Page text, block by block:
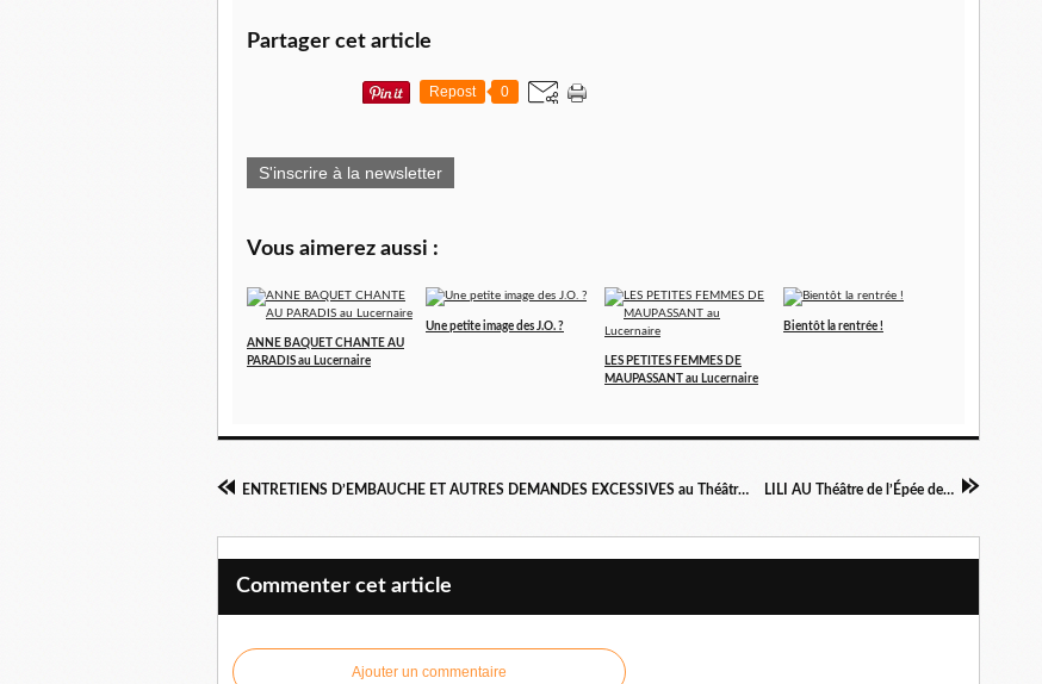
Partager cet article
Repost 0
S'inscrire à la newsletter
Vous aimerez aussi :
ANNE BAQUET CHANTE AU
PARADIS au Lucernaire
Une petite image des J.O. ?
LES PETITES FEMMES DE
MAUPASSANT au Lucernaire
Bientôt la rentrée !
ENTRETIENS D’EMBAUCHE ET AUTRES DEMANDES EXCESSIVES au Théâtre Déjazet LILI AU Théâtre de l’Épée de Bois
Commenter cet article
Ajouter un commentaire